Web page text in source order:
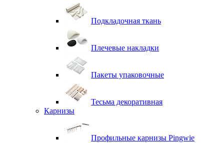
Подкладочная ткань
Плечевые накладки
Пакеты упаковочные
Тесьма декоративная
Карнизы
Профильные карнизы Pingwie